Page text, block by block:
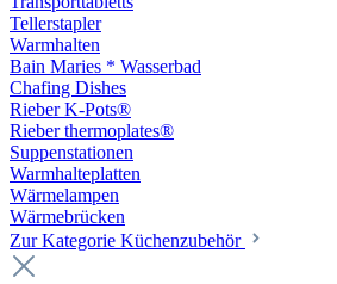
Tellerstapler
Warmhalten
Bain Maries * Wasserbad
Chafing Dishes
Rieber K-Pots®
Rieber thermoplates®
Suppenstationen
Warmhalteplatten
Wärmelampen
Wärmebrücken
Zur Kategorie Küchenzubehör